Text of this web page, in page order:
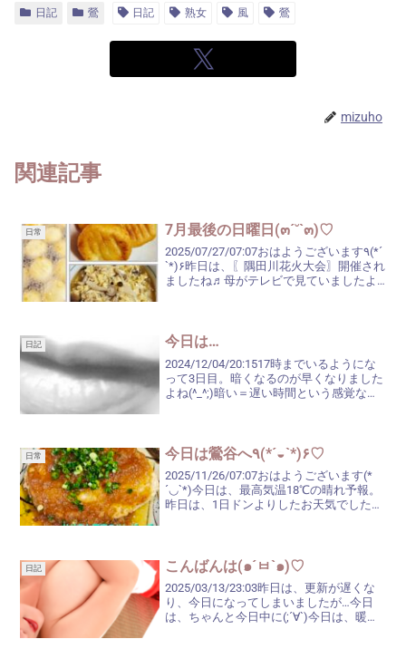
日記 鶯 日記 熟女 風 鶯
mizuho
関連記事
日常 7月最後の日曜日(๓´˘`๓)♡
2025/07/27/07:07おはようございます٩(*´
`*)۶昨日は、〖隅田川花火大会〗開催され
ましたね♬母がテレビで見ていましたよ
日記 今日は…
2024/12/04/20:1517時までいるようにな
って3日目。暗くなるのが早くなりました
よね(^_^;)暗い＝遅い時間という感覚なの
日常 今日は鶯谷へ٩(*´◒`*)۶♡
2025/11/26/07:07おはようございます(*
´◡`*)今日は、最高気温18℃の晴れ予報。
昨日は、1日ドンよりしたお天気でした
日記 こんばんは(๑´ㅂ`๑)♡
2025/03/13/23:03昨日は、更新が遅くな
り、今日になってしまいましたが…今日
は、ちゃんと今日中に(;´∀`)今日は、暖か